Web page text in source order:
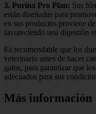
3. Purina Pro Plan: Sus
están diseñadas para
en sus productos proviene
favoreciendo una digestión
Es recomendable que los
veterinario antes de hacer
gatos, para garantizar que
adecuados para sus
Más información